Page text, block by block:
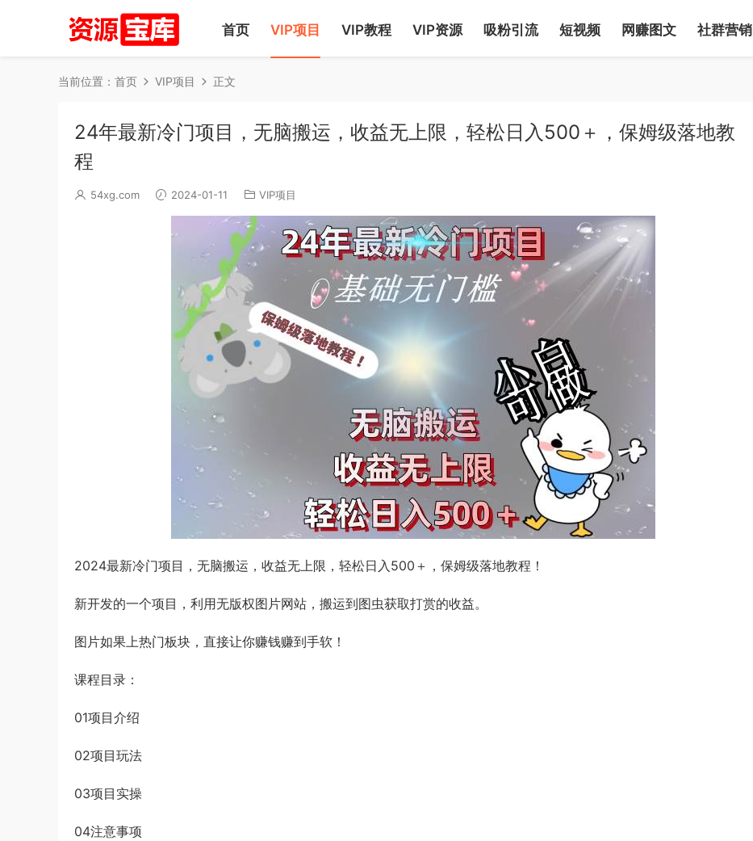
首页 VIP项目 VIP教程 VIP资源 吸粉引流 短视频 网赚图文 社群营销
当前位置： 首页 VIP项目 正文
24年最新冷门项目，无脑搬运，收益无上限，轻松日入500＋，保姆级落地教
程
54xg.com 2024-01-11 VIP项目
2024最新冷门项目，无脑搬运，收益无上限，轻松日入500＋，保姆级落地教程！
新开发的一个项目，利用无版权图片网站，搬运到图虫获取打赏的收益。
图片如果上热门板块，直接让你赚钱赚到手软！
课程目录：
01项目介绍
02项目玩法
03项目实操
04注意事项